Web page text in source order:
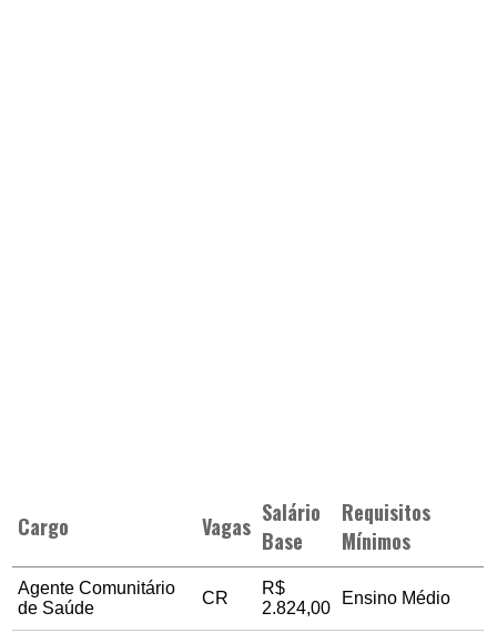
Cargo Vagas Salário
Base
Requisitos
Mínimos
Agente Comunitário
de Saúde
CR
R$
2.824,00
Ensino Médio